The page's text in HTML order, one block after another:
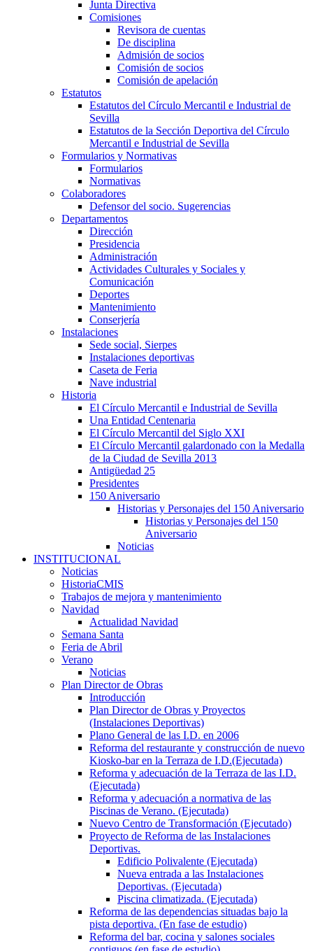
Junta Directiva
Comisiones
Revisora de cuentas
De disciplina
Admisión de socios
Comisión de socios
Comisión de apelación
Estatutos
Estatutos del Círculo Mercantil e Industrial de
Sevilla
Estatutos de la Sección Deportiva del Círculo
Mercantil e Industrial de Sevilla
Formularios y Normativas
Formularios
Normativas
Colaboradores
Defensor del socio. Sugerencias
Departamentos
Dirección
Presidencia
Administración
Actividades Culturales y Sociales y
Comunicación
Deportes
Mantenimiento
Conserjería
Instalaciones
Sede social, Sierpes
Instalaciones deportivas
Caseta de Feria
Nave industrial
Historia
El Círculo Mercantil e Industrial de Sevilla
Una Entidad Centenaria
El Círculo Mercantil del Siglo XXI
El Círculo Mercantil galardonado con la Medalla
de la Ciudad de Sevilla 2013
Antigüedad 25
Presidentes
150 Aniversario
Historias y Personajes del 150 Aniversario
Historias y Personajes del 150
Aniversario
Noticias
INSTITUCIONAL
Noticias
HistoriaCMIS
Trabajos de mejora y mantenimiento
Navidad
Actualidad Navidad
Semana Santa
Feria de Abril
Verano
Noticias
Plan Director de Obras
Introducción
Plan Director de Obras y Proyectos
(Instalaciones Deportivas)
Plano General de las I.D. en 2006
Reforma del restaurante y construcción de nuevo
Kiosko-bar en la Terraza de I.D.(Ejecutada)
Reforma y adecuación de la Terraza de las I.D.
(Ejecutada)
Reforma y adecuación a normativa de las
Piscinas de Verano. (Ejecutada)
Nuevo Centro de Transformación (Ejecutado)
Proyecto de Reforma de las Instalaciones
Deportivas.
Edificio Polivalente (Ejecutada)
Nueva entrada a las Instalaciones
Deportivas. (Ejecutada)
Piscina climatizada. (Ejecutada)
Reforma de las dependencias situadas bajo la
pista deportiva. (En fase de estudio)
Reforma del bar, cocina y salones sociales